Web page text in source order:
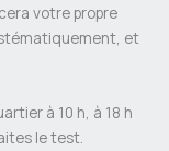
votre propre
et
à 10 h, à 18 h
le test.